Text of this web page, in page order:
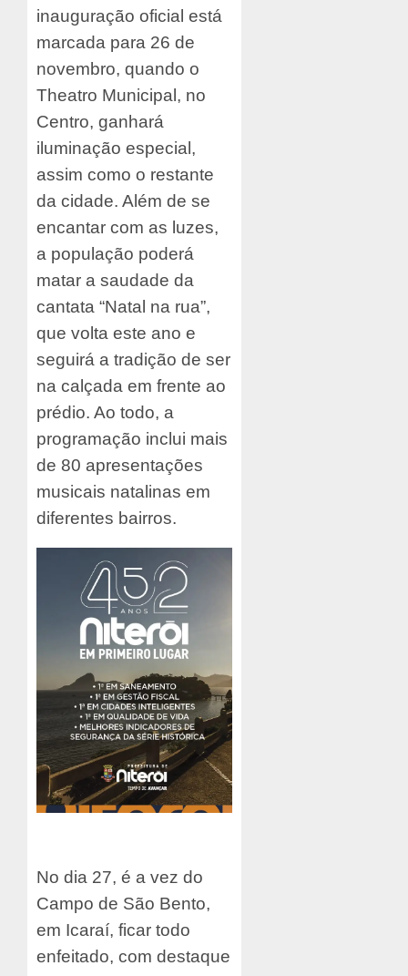
inauguração oficial está
marcada para 26 de
novembro, quando o
Theatro Municipal, no
Centro, ganhará
iluminação especial,
assim como o restante
da cidade. Além de se
encantar com as luzes,
a população poderá
matar a saudade da
cantata “Natal na rua”,
que volta este ano e
seguirá a tradição de ser
na calçada em frente ao
prédio. Ao todo, a
programação inclui mais
de 80 apresentações
musicais natalinas em
diferentes bairros.
No dia 27, é a vez do
Campo de São Bento,
em Icaraí, ficar todo
enfeitado, com destaque